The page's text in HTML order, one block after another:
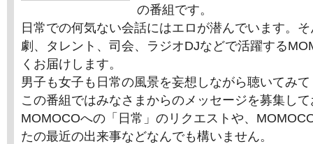
の番組です。
日常での何気ない会話にはエロが潜んでいます。
劇、タレント、司会、ラジオDJなどで活躍する
くお届けします。
男子も女子も日常の風景を妄想しながら聴いてみ
この番組ではみなさまからのメッセージを募集し
MOMOCOへの「日常」のリクエストや、
たの最近の出来事などなんでも構いません。